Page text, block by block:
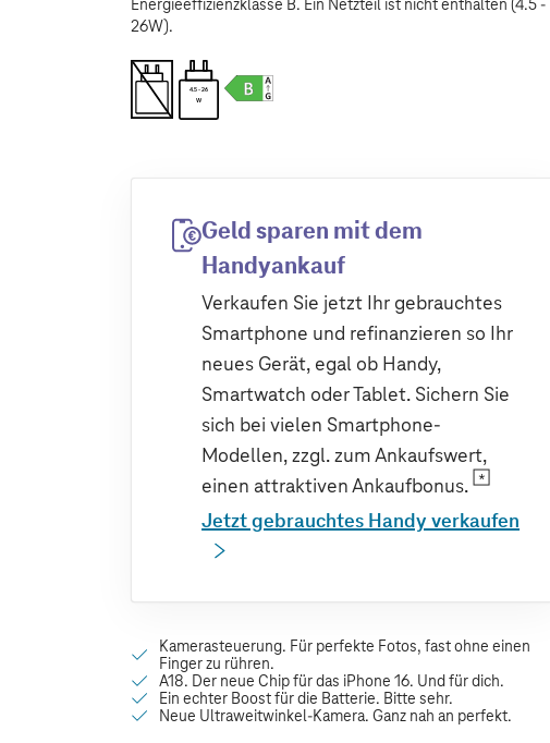
Energieeffizienzklasse B. Ein Netzteil ist nicht enthalten (4.5 -
26W).
4.5 - 26
W
Geld sparen mit dem
Handyankauf
Verkaufen Sie jetzt Ihr gebrauchtes
Smartphone und refinanzieren so Ihr
neues Gerät, egal ob Handy,
Smartwatch oder Tablet. Sichern Sie
sich bei vielen Smartphone-
Modellen, zzgl. zum Ankaufswert,
einen attraktiven Ankaufbonus.
Jetzt gebrauchtes Handy verkaufen